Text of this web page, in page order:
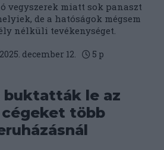
vegyszerek miatt sok panaszt
de a hatóságok mégsem
nélküli tevékenységet.
2025. december 12. 5 p
buktatták le az
több